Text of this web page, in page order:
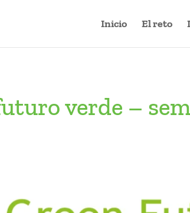
Inicio El reto
verde –